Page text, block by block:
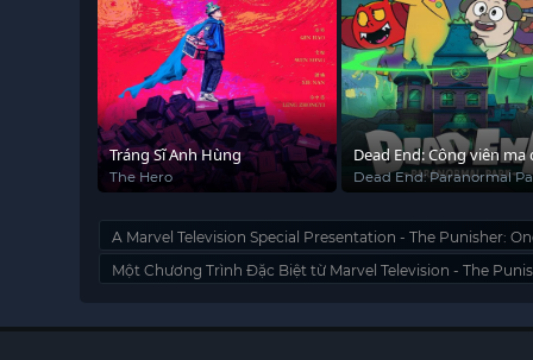
Tráng Sĩ Anh Hùng
The Hero
Dead End: Công viên ma
Dead End: Paranormal
A Marvel Television Special Presentation - The Punisher:
Một Chương Trình Đặc Biệt từ Marvel Television - The